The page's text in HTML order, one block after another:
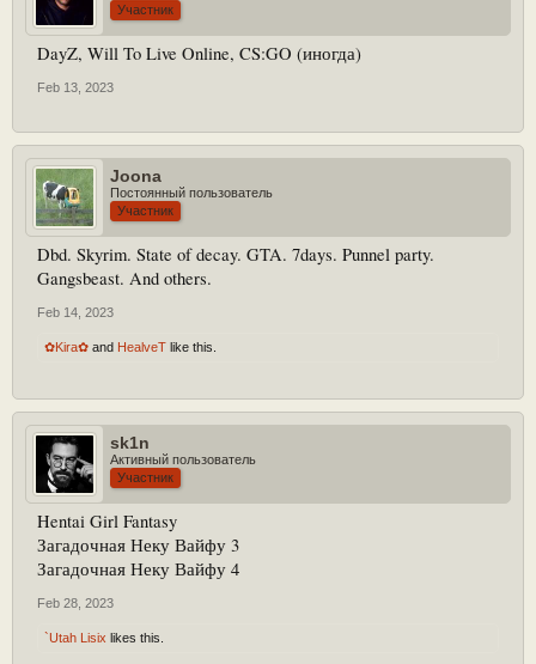
Участник
DayZ, Will To Live Online, CS:GO (иногда)
Feb 13, 2023
Joona
Постоянный пользователь
Участник
Dbd. Skyrim. State of decay. GTA. 7days. Punnel party.
Gangsbeast. And others.
Feb 14, 2023
✿Kira✿ and HealveT like this.
sk1n
Активный пользователь
Участник
Hentai Girl Fantasy
Загадочная Неку Вайфу 3
Загадочная Неку Вайфу 4
Feb 28, 2023
`Utah Lisix likes this.